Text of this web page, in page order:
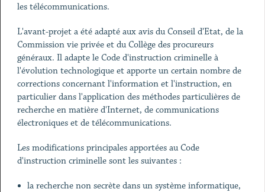
les télécommunications.
L'avant-projet a été adapté aux avis du Conseil d’Etat, de la
Commission vie privée et du Collège des procureurs
généraux. Il adapte le Code d'instruction criminelle à
l'évolution technologique et apporte un certain nombre de
corrections concernant l'information et l'instruction, en
particulier dans l'application des méthodes particulières de
recherche en matière d'Internet, de communications
électroniques et de télécommunications.
Les modifications principales apportées au Code
d'instruction criminelle sont les suivantes :
la recherche non secrète dans un système informatique,